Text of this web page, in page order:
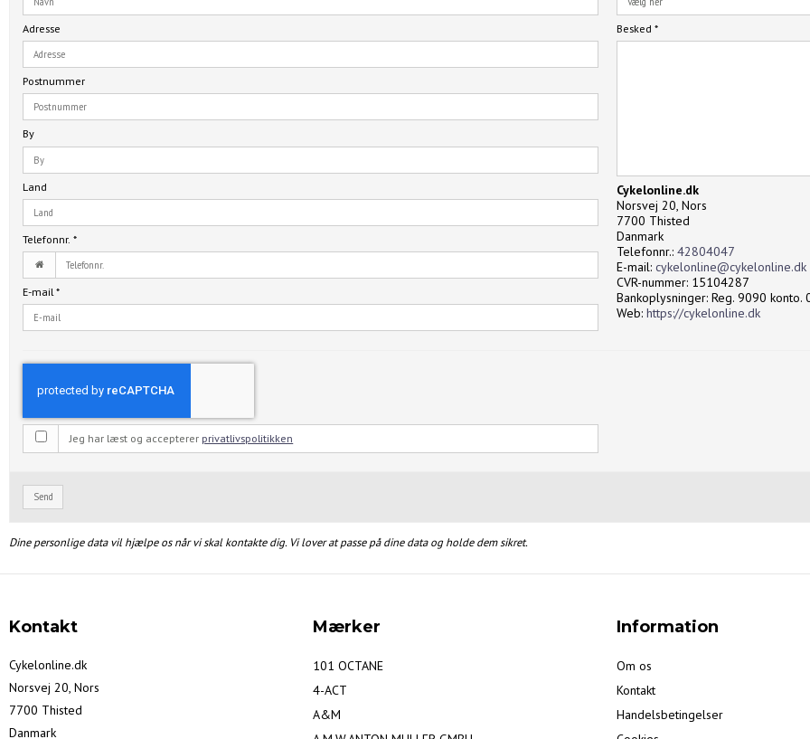
Adresse
Postnummer
By
Land
Telefonnr. *
E-mail *
Besked *
Cykelonline.dk
Norsvej 20, Nors
7700 Thisted
Danmark
Telefonnr.: 42804047
E-mail: cykelonline@cykelonline.dk
CVR-nummer: 15104287
Bankoplysninger: Reg. 9090
Web: https://cykelonline.dk
Jeg har læst og accepterer privatlivspolitikken
Send
Dine personlige data vil hjælpe os når vi skal kontakte dig. Vi lover at passe på dine data og holde dem sikret.
Kontakt
Cykelonline.dk
Norsvej 20, Nors
7700 Thisted
Danmark
Mærker
101 OCTANE
4-ACT
A&M
Information
Om os
Kontakt
Handelsbetingelser